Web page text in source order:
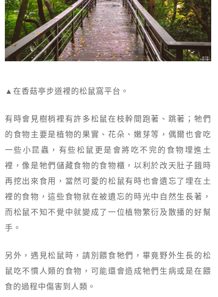
▲在香菇亭步道裡的松鼠窩平台。
有時會見樹梢裡有許多松鼠在枝幹間跑著、跳著；牠們
的食物主要是植物的果實、花朵、嫩芽等，偶爾也會吃
一些小昆蟲，有些松鼠更是會將吃不完的食物埋進土
裡，像是牠們儲藏食物的食物櫃，以利於改天肚子餓時
再挖出來食用，當然可愛的松鼠有時也會遺忘了埋在土
裡的食物，這些食物就在被遺忘的時光中自然生長著，
而松鼠不知不覺中就變成了一位植物繁衍及散播的好幫
手。
另外，遇見松鼠時，請別餵食牠們，畢竟野外生長的松
鼠吃不慣人類的食物，可能還會造成牠們生病或是在餵
食的過程中傷害到人類。